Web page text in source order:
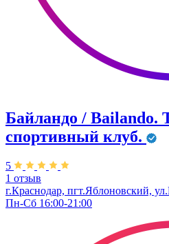
Байландо / Bailando.
спортивный клуб.
5
1 отзыв
г.Краснодар, пгт.Яблоновский,
Пн-Сб 16:00-21:00